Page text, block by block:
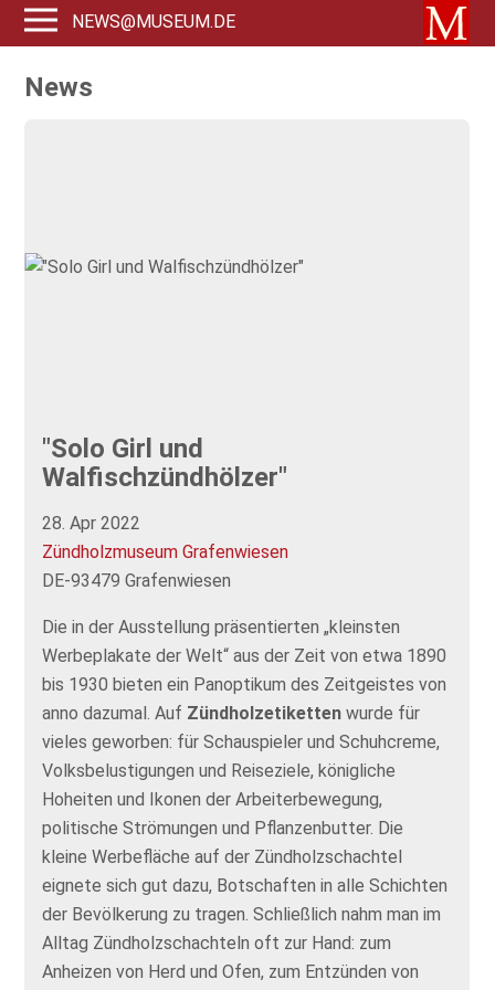
NEWS@MUSEUM.DE
News
"Solo Girl und
Walfischzündhölzer"
28. Apr 2022
Zündholzmuseum Grafenwiesen
DE-93479 Grafenwiesen
Die in der Ausstellung präsentierten „kleinsten
Werbeplakate der Welt“ aus der Zeit von etwa 1890
bis 1930 bieten ein Panoptikum des Zeitgeistes von
anno dazumal. Auf Zündholzetikettenwurde für
vieles geworben: für Schauspieler und Schuhcreme,
Volksbelustigungen und Reiseziele, königliche
Hoheiten und Ikonen der Arbeiterbewegung,
politische Strömungen und Pflanzenbutter. Die
kleine Werbefläche auf der Zündholzschachtel
eignete sich gut dazu, Botschaften in alle Schichten
der Bevölkerung zu tragen. Schließlich nahm man im
Alltag Zündholzschachteln oft zur Hand: zum
Anheizen von Herd und Ofen, zum Entzünden von